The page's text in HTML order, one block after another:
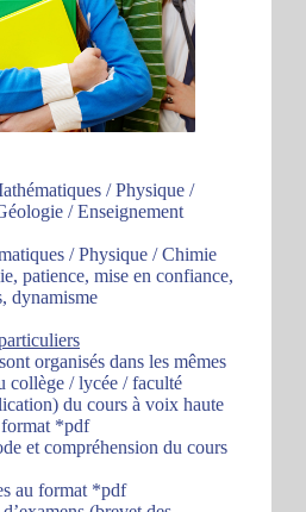
/ Physique /
/ Enseignement
/ Physique / Chimie
patience, mise en confiance,
dynamisme
organisés dans les mêmes
collège / lycée / faculté
du cours à voix haute
format *pdf
et compréhension du cours
au format *pdf